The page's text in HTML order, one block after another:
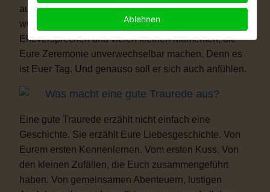
außergewöhnlich – Eure Hochzeit darf genauso sein,
wie Ihr seid. Mit persönlichen Ritualen, Eurem
Eheversprechen und vielen kleinen Momenten, die
Eure Zeremonie unverwechselbar machen. Denn es
ist Euer Tag. Und genauso soll er sich auch anfühlen.
Was macht eine gute Traurede aus?
Eine gute Traurede erzählt nicht einfach eine
Geschichte. Sie erzählt Eure Liebesgeschichte. Von
Eurem ersten Kennenlernen. Vom ersten Kuss. Von
den kleinen Zufällen, die Euch zusammengeführt
haben. Von gemeinsamen Abenteuern, lustigen
Ablehnen